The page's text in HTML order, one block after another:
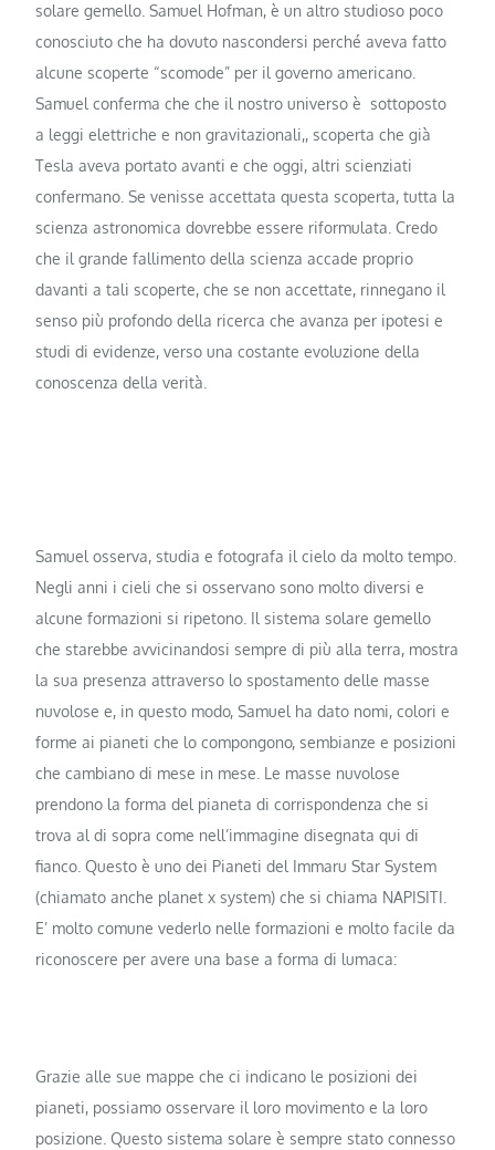
solare gemello. Samuel Hofman, è un altro studioso poco
conosciuto che ha dovuto nascondersi perché aveva fatto
alcune scoperte “scomode” per il governo americano.
Samuel conferma che che il nostro universo è sottoposto
a leggi elettriche e non gravitazionali,, scoperta che già
Tesla aveva portato avanti e che oggi, altri scienziati
confermano. Se venisse accettata questa scoperta, tutta la
scienza astronomica dovrebbe essere riformulata. Credo
che il grande fallimento della scienza accade proprio
davanti a tali scoperte, che se non accettate, rinnegano il
senso più profondo della ricerca che avanza per ipotesi e
studi di evidenze, verso una costante evoluzione della
conoscenza della verità.
Samuel osserva, studia e fotografa il cielo da molto tempo.
Negli anni i cieli che si osservano sono molto diversi e
alcune formazioni si ripetono. Il sistema solare gemello
che starebbe avvicinandosi sempre di più alla terra, mostra
la sua presenza attraverso lo spostamento delle masse
nuvolose e, in questo modo, Samuel ha dato nomi, colori e
forme ai pianeti che lo compongono, sembianze e posizioni
che cambiano di mese in mese. Le masse nuvolose
prendono la forma del pianeta di corrispondenza che si
trova al di sopra come nell’immagine disegnata qui di
fianco. Questo è uno dei Pianeti del Immaru Star System
(chiamato anche planet x system) che si chiama NAPISITI.
E’ molto comune vederlo nelle formazioni e molto facile da
riconoscere per avere una base a forma di lumaca:
Grazie alle sue mappe che ci indicano le posizioni dei
pianeti, possiamo osservare il loro movimento e la loro
posizione. Questo sistema solare è sempre stato connesso